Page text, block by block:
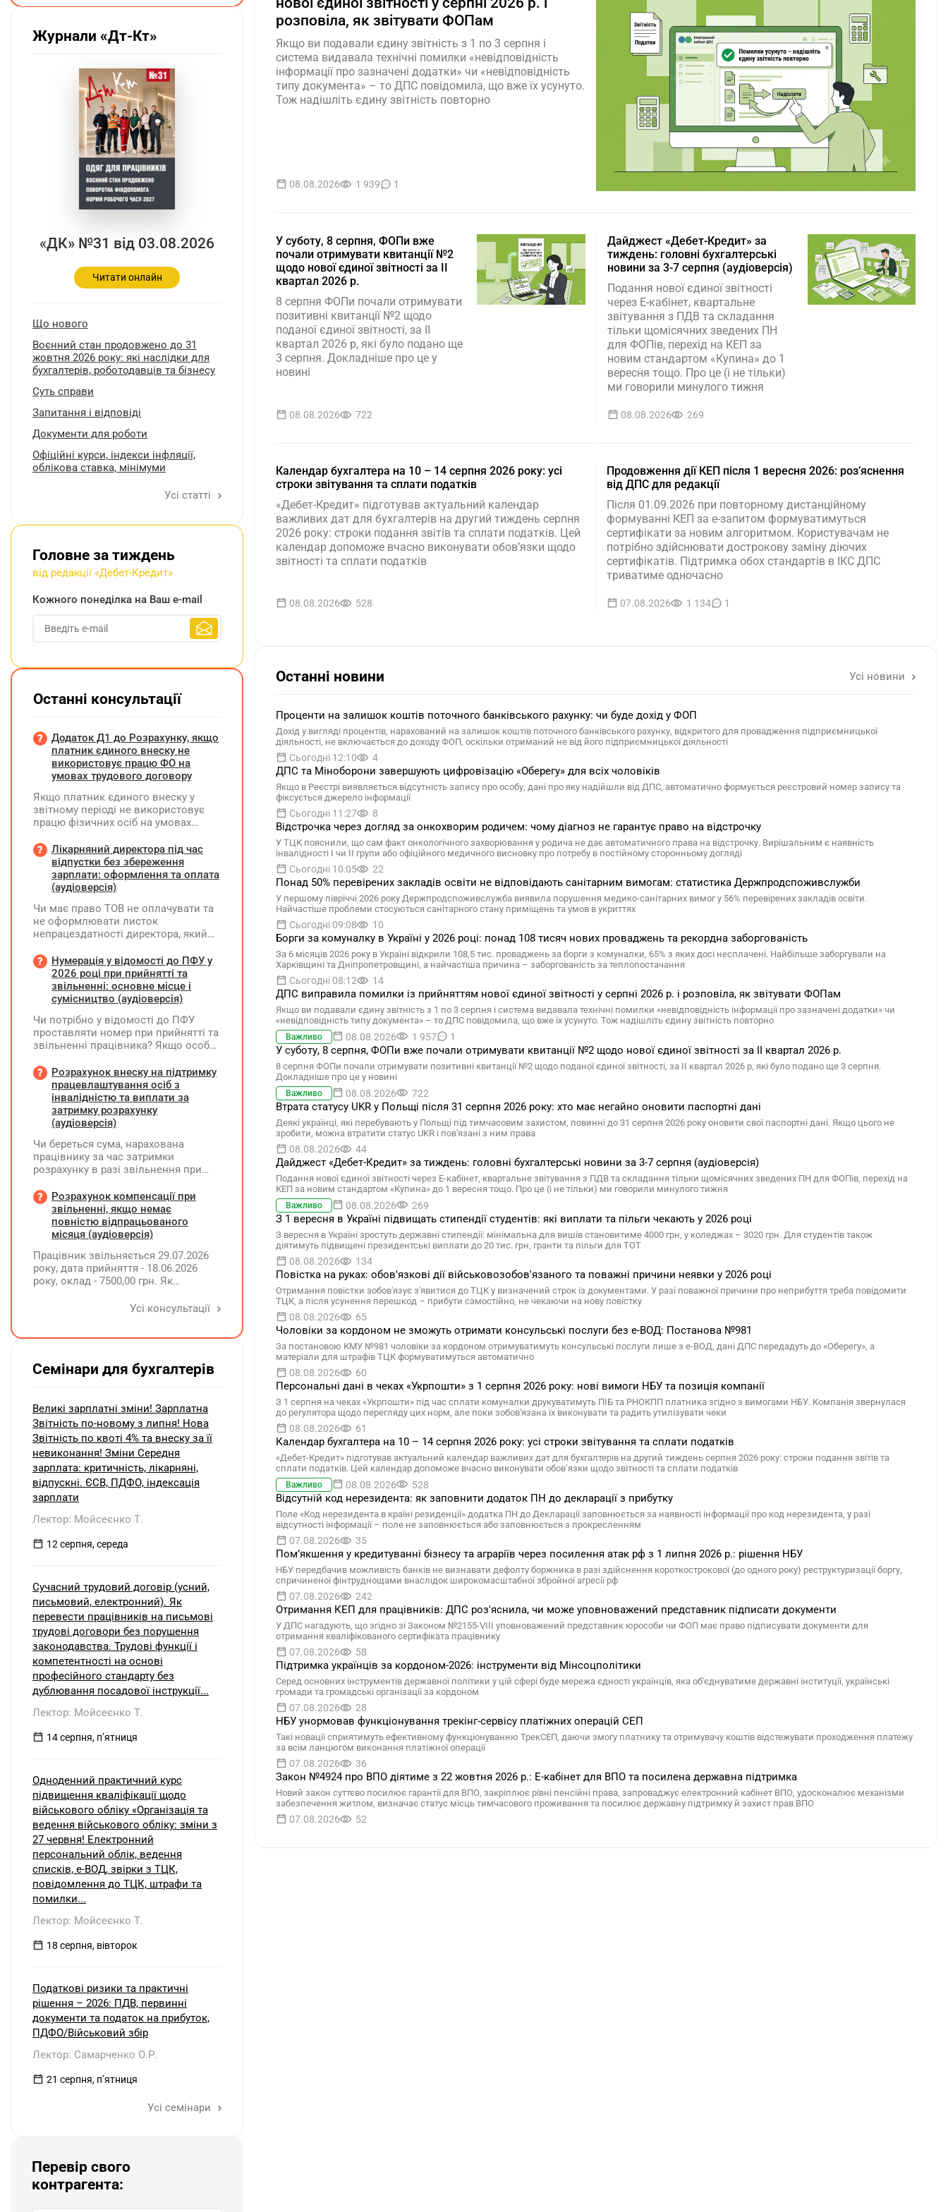
розповіла, як звітувати ФОПам
Якщо ви подавали єдину звітність з 1 по 3 серпня і
система видавала технічні помилки «невідповідність
інформації про зазначені додатки» чи «невідповідність
типу документа» – то ДПС повідомила, що вже їх усунуто.
Тож надішліть єдину звітність повторно
08.08.2026 1 939 1
У суботу, 8 серпня, ФОПи вже
почали отримувати квитанції №2
щодо нової єдиної звітності за ІІ
квартал 2026 р.
8 серпня ФОПи почали отримувати
позитивні квитанції №2 щодо
поданої єдиної звітності, за ІІ
квартал 2026 р, які було подано ще
3 серпня. Докладніше про це у
новині
08.08.2026 722
Дайджест «Дебет-Кредит» за
тиждень: головні бухгалтерські
новини за 3-7 серпня (аудіоверсія)
Подання нової єдиної звітності
через Е-кабінет, квартальне
звітування з ПДВ та складання
тільки щомісячних зведених ПН
для ФОПів, перехід на КЕП за
новим стандартом «Купина» до 1
вересня тощо. Про це (і не тільки)
ми говорили минулого тижня
08.08.2026 269
Календар бухгалтера на 10 – 14 серпня 2026 року: усі
строки звітування та сплати податків
«Дебет-Кредит» підготував актуальний календар
важливих дат для бухгалтерів на другий тиждень серпня
2026 року: строки подання звітів та сплати податків. Цей
календар допоможе вчасно виконувати обов’язки щодо
звітності та сплати податків
08.08.2026 528
Продовження дії КЕП після 1 вересня 2026: розʼяснення
від ДПС для редакції
Після 01.09.2026 при повторному дистанційному
формуванні КЕП за е-запитом формуватимуться
сертифікати за новим алгоритмом. Користувачам не
потрібно здійснювати дострокову заміну діючих
сертифікатів. Підтримка обох стандартів в ІКС ДПС
триватиме одночасно
07.08.2026 1 134 1
Останні новини Усі новини
Проценти на залишок коштів поточного банківського рахунку: чи буде дохід у ФОП
Дохід у вигляді процентів, нарахований на залишок коштів поточного банківського рахунку, відкритого для провадження підприємницької
діяльності, не включається до доходу ФОП, оскільки отриманий не від його підприємницької діяльності
Сьогодні 12:10 4
ДПС та Міноборони завершують цифровізацію «Оберегу» для всіх чоловіків
Якщо в Реєстрі виявляється відсутність запису про особу, дані про яку надійшли від ДПС, автоматично формується реєстровий номер запису та
фіксується джерело інформації
Сьогодні 11:27 8
Відстрочка через догляд за онкохворим родичем: чому діагноз не гарантує право на відстрочку
У ТЦК пояснили, що сам факт онкологічного захворювання у родича не дає автоматичного права на відстрочку. Вирішальним є наявність
інвалідності I чи II групи або офіційного медичного висновку про потребу в постійному сторонньому догляді
Сьогодні 10:05 22
Понад 50% перевірених закладів освіти не відповідають санітарним вимогам: статистика Держпродспоживслужби
У першому півріччі 2026 року Держпродспоживслужба виявила порушення медико-санітарних вимог у 56% перевірених закладів освіти.
Найчастіше проблеми стосуються санітарного стану приміщень та умов в укриттях
Сьогодні 09:08 10
Борги за комуналку в Україні у 2026 році: понад 108 тисяч нових проваджень та рекордна заборгованість
За 6 місяців 2026 року в Україні відкрили 108,5 тис. проваджень за борги з комуналки, 65% з яких досі несплачені. Найбільше заборгували на
Харківщині та Дніпропетровщині, а найчастіша причина – заборгованість за теплопостачання
Сьогодні 08:12 14
ДПС виправила помилки із прийняттям нової єдиної звітності у серпні 2026 р. і розповіла, як звітувати ФОПам
Якщо ви подавали єдину звітність з 1 по 3 серпня і система видавала технічні помилки «невідповідність інформації про зазначені додатки» чи
«невідповідність типу документа» – то ДПС повідомила, що вже їх усунуто. Тож надішліть єдину звітність повторно
Важливо 08.08.2026 1 957 1
У суботу, 8 серпня, ФОПи вже почали отримувати квитанції №2 щодо нової єдиної звітності за ІІ квартал 2026 р.
8 серпня ФОПи почали отримувати позитивні квитанції №2 щодо поданої єдиної звітності, за ІІ квартал 2026 р, які було подано ще 3 серпня.
Докладніше про це у новині
Важливо 08.08.2026 722
Втрата статусу UKR у Польщі після 31 серпня 2026 року: хто має негайно оновити паспортні дані
Деякі українці, які перебувають у Польщі під тимчасовим захистом, повинні до 31 серпня 2026 року оновити свої паспортні дані. Якщо цього не
зробити, можна втратити статус UKR і пов'язані з ним права
08.08.2026 44
Дайджест «Дебет-Кредит» за тиждень: головні бухгалтерські новини за 3-7 серпня (аудіоверсія)
Подання нової єдиної звітності через Е-кабінет, квартальне звітування з ПДВ та складання тільки щомісячних зведених ПН для ФОПів, перехід на
КЕП за новим стандартом «Купина» до 1 вересня тощо. Про це (і не тільки) ми говорили минулого тижня
Важливо 08.08.2026 269
З 1 вересня в Україні підвищать стипендії студентів: які виплати та пільги чекають у 2026 році
З вересня в Україні зростуть державні стипендії: мінімальна для вишів становитиме 4000 грн, у коледжах – 3020 грн. Для студентів також
діятимуть підвищені президентські виплати до 20 тис. грн, гранти та пільги для ТОТ
08.08.2026 134
Повістка на руках: обов'язкові дії військовозобов'язаного та поважні причини неявки у 2026 році
Отримання повістки зобов'язує з'явитися до ТЦК у визначений строк із документами. У разі поважної причини про неприбуття треба повідомити
ТЦК, а після усунення перешкод – прибути самостійно, не чекаючи на нову повістку
08.08.2026 65
Чоловіки за кордоном не зможуть отримати консульські послуги без е-ВОД: Постанова №981
За постановою КМУ №981 чоловіки за кордоном отримуватимуть консульські послуги лише з е-ВОД, дані ДПС передадуть до «Оберегу», а
матеріали для штрафів ТЦК формуватимуться автоматично
08.08.2026 60
Персональні дані в чеках «Укрпошти» з 1 серпня 2026 року: нові вимоги НБУ та позиція компанії
З 1 серпня на чеках «Укрпошти» під час сплати комуналки друкуватимуть ПІБ та РНОКПП платника згідно з вимогами НБУ. Компанія звернулася
до регулятора щодо перегляду цих норм, але поки зобов'язана їх виконувати та радить утилізувати чеки
08.08.2026 61
Календар бухгалтера на 10 – 14 серпня 2026 року: усі строки звітування та сплати податків
«Дебет-Кредит» підготував актуальний календар важливих дат для бухгалтерів на другий тиждень серпня 2026 року: строки подання звітів та
сплати податків. Цей календар допоможе вчасно виконувати обов’язки щодо звітності та сплати податків
Важливо 08.08.2026 528
Відсутній код нерезидента: як заповнити додаток ПН до декларації з прибутку
Поле «Код нерезидента в країні резиденції» додатка ПН до Декларації заповнюється за наявності інформації про код нерезидента, у разі
відсутності інформації – поле не заповнюється або заповнюється з прокресленням
07.08.2026 35
Помʼякшення у кредитуванні бізнесу та аграріїв через посилення атак рф з 1 липня 2026 р.: рішення НБУ
НБУ передбачив можливість банків не визнавати дефолту боржника в разі здійснення короткострокової (до одного року) реструктуризації боргу,
спричиненої фінтруднощами внаслідок широкомасштабної збройної агресії рф
07.08.2026 242
Отримання КЕП для працівників: ДПС роз'яснила, чи може уповноважений представник підписати документи
У ДПС нагадують, що згідно зі Законом №2155-VIII уповноважений представник юрособи чи ФОП має право підписувати документи для
отримання кваліфікованого сертифіката працівнику
07.08.2026 58
Підтримка українців за кордоном-2026: інструменти від Мінсоцполітики
Серед основних інструментів державної політики у цій сфері буде мережа єдності українців, яка об'єднуватиме державні інституції, українські
громади та громадські організації за кордоном
07.08.2026 28
НБУ унормовав функціонування трекінг-сервісу платіжних операцій СЕП
Такі новації сприятимуть ефективному функціонуванню ТрекСЕП, даючи змогу платнику та отримувачу коштів відстежувати проходження платежу
за всім ланцюгом виконання платіжної операції
07.08.2026 36
Закон №4924 про ВПО діятиме з 22 жовтня 2026 р.: Е-кабінет для ВПО та посилена державна підтримка
Новий закон суттєво посилює гарантії для ВПО, закріплює рівні пенсійні права, запроваджує електронний кабінет ВПО, удосконалює механізми
забезпечення житлом, визначає статус місць тимчасового проживання та посилює державну підтримку й захист прав ВПО
07.08.2026 52
Журнали «Дт-Кт»
«ДК» №31 від 03.08.2026
Читати онлайн
Що нового
Воєнний стан продовжено до 31
жовтня 2026 року: які наслідки для
бухгалтерів, роботодавців та бізнесу
Суть справи
Запитання і відповіді
Документи для роботи
Oфіційні курси, індекcи інфляції,
облікова ставка, мінімуми
Усі статті
Головне за тиждень
від редакції «Дебет-Кредит»
Кожного понеділка на Ваш e-mail
Останні консультації
Додаток Д1 до Розрахунку, якщо
платник єдиного внеску не
використовує працю ФО на
умовах трудового договору
Якщо платник єдиного внеску у
звітному періоді не використовує
працю фізичних осіб на умовах
на інших умовах, передбачених
законодавством, Додаток Д1/
Додаток ФІЗ-Д1 за відповідний
період не подається
Лікарняний директора під час
відпустки без збереження
зарплати: оформлення та оплата
(аудіоверсія)
Чи має право ТОВ не оплачувати та
не оформлювати листок
непрацездатності директора, який
збереження заробітної плати під час
призупинення діяльності
підприємства?
Нумерація у відомості до ПФУ у
2026 році при прийнятті та
звільненні: основне місце і
сумісництво (аудіоверсія)
Чи потрібно у відомості до ПФУ
проставляти номер при прийнятті та
звільненні працівника? Якщо особа
місцем роботи та за сумісництвом,
чи рахується це як два роботодавці?
Розрахунок внеску на підтримку
працевлаштування осіб з
інвалідністю та виплати за
затримку розрахунку
(аудіоверсія)
Чи береться сума, нарахована
працівнику за час затримки
розрахунку в разі звільнення при
заробітної плати (винагороди), для
розрахунку внеску на підтримку
працевлаштування осіб з
інвалідністю?
Розрахунок компенсації при
звільненні, якщо немає
повністю відпрацьованого
місяця (аудіоверсія)
Працівник звільняється 29.07.2026
року, дата прийняття - 18.06.2026
року, оклад - 7500,00 грн. Як
невикористаних днів відпустки при
Усі консультації
Семінари для бухгалтерів
Великі зарплатні зміни! Зарплатна
Звітність по-новому з липня! Нова
Звітність по квоті 4% та внеску за її
невиконання! Зміни Середня
зарплата: критичність, лікарняні,
відпускні. ЄСВ, ПДФО, індексація
зарплати
Лектор: Мойсеєнко Т.
12 серпня, середа
Сучасний трудовий договір (усний,
письмовий, електронний). Як
перевести працівників на письмові
трудові договори без порушення
законодавства. Трудові функції і
компетентності на основі
професійного стандарту без
дублювання посадової інструкції...
Лектор: Мойсеєнко Т.
14 серпня, пʼятниця
Одноденний практичний курс
підвищення кваліфікації щодо
військового обліку «Організація та
ведення військового обліку: зміни з
27 червня! Електронний
персональний облік, ведення
списків, е-ВОД, звірки з ТЦК,
повідомлення до ТЦК, штрафи та
помилки...
Лектор: Мойсеєнко Т.
18 серпня, вівторок
Податкові ризики та практичні
рішення – 2026: ПДВ, первинні
документи та податок на прибуток,
ПДФО/Військовий збір
Лектор: Самарченко О.Р.
21 серпня, пʼятниця
Усі семінари
Перевір свого
контрагента: